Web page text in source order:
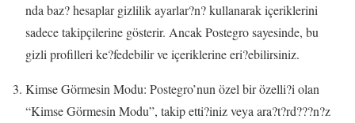
nda baz? hesaplar gizlilik ayarlar?n? kullanarak içeriklerini
sadece takipçilerine gösterir. Ancak Postegro sayesinde, bu
gizli profilleri ke?fedebilir ve içeriklerine eri?ebilirsiniz.
Kimse Görmesin Modu: Postegro’nun özel bir özelli?i olan
“Kimse Görmesin Modu”, takip etti?iniz veya ara?t?rd???n?z